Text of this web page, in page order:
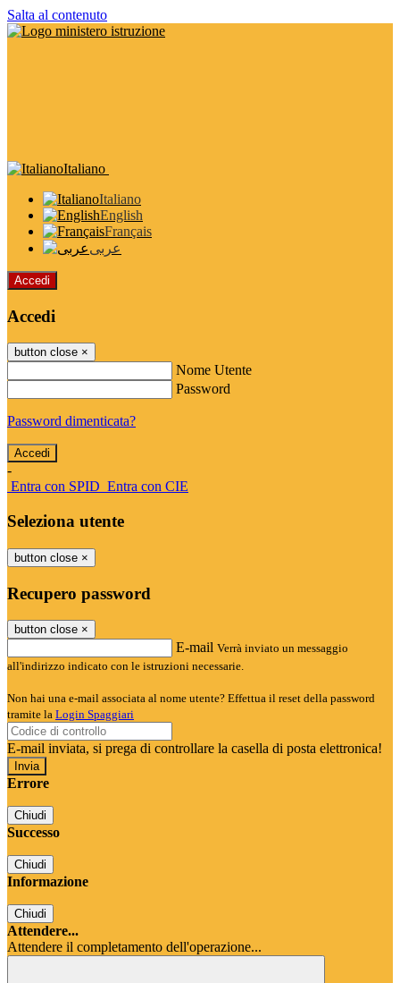
Salta al contenuto
Italiano
Italiano
English
Français
عربى
Accedi
Accedi
button close ×
Nome Utente
Password
Password dimenticata?
-
Entra con SPID Entra con CIE
Seleziona utente
button close ×
Recupero password
button close ×
E-mail Verrà inviato un messaggio
all'indirizzo indicato con le istruzioni necessarie.
Non hai una e-mail associata al nome utente? Effettua il reset della password
tramite la Login Spaggiari
E-mail inviata, si prega di controllare la casella di posta elettronica!
Errore
Chiudi
Successo
Chiudi
Informazione
Chiudi
Attendere...
Attendere il completamento dell'operazione...